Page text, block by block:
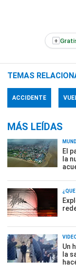
+
TEMAS
ACCIDENTE
MÁS LEÍDAS
El
la
Un
la